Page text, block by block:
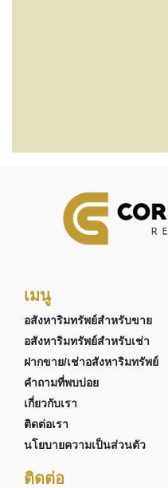
เมนู
อสังหาริมทรัพย์สำหรับขาย
อสังหาริมทรัพย์สำหรับเช่า
ฝากขาย/เช่าอสังหาริมทรัพย์
คำถามที่พบบ่อย
เกี่ยวกับเรา
ติดต่อเรา
นโยบายความเป็นส่วนตัว
ติดต่อ